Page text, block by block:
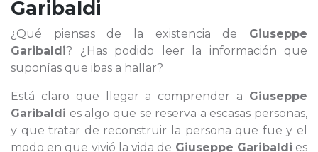
Garibaldi
¿Qué piensas de la existencia de Giuseppe
Garibaldi? ¿Has podido leer la información que
suponías que ibas a hallar?
Está claro que llegar a comprender a Giuseppe
Garibaldi es algo que se reserva a escasas personas,
y que tratar de reconstruir la persona que fue y el
modo en que vivió la vida de Giuseppe Garibaldi es